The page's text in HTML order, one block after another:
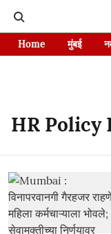
Home मुंबई
HR Policy